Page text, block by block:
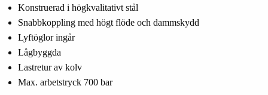
Konstruerad i högkvalitativt stål
Snabbkoppling med högt flöde och dammskydd
Lyftöglor ingår
Lågbyggda
Lastretur av kolv
Max. arbetstryck 700 bar